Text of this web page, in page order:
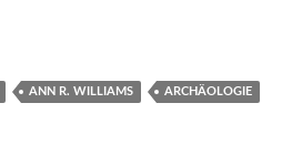
Vermächtnis einer
ANN R. WILLIAMS ARCHÄOLOGIE